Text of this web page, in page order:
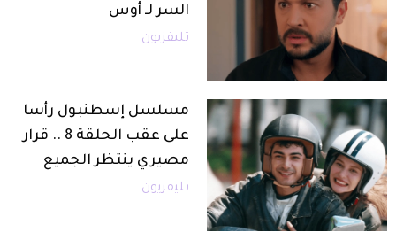
السر لـ أوس
تليفزيون
مسلسل إسطنبول رأسا
على عقب الحلقة 8 .. قرار
مصيري ينتظر الجميع
تليفزيون